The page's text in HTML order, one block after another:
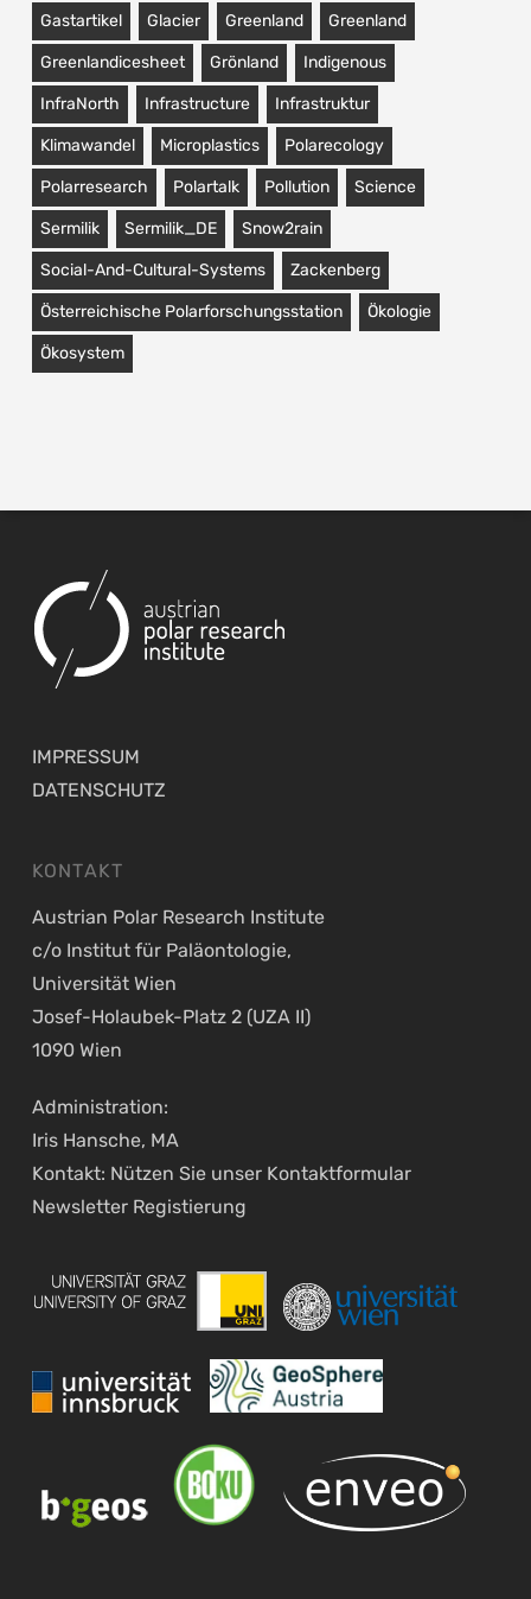
Gastartikel Glacier Greenland Greenland
Greenlandicesheet Grönland Indigenous
InfraNorth Infrastructure Infrastruktur
Klimawandel Microplastics Polarecology
Polarresearch Polartalk Pollution Science
Sermilik Sermilik_DE Snow2rain
Social-And-Cultural-Systems Zackenberg
Österreichische Polarforschungsstation Ökologie
Ökosystem
IMPRESSUM
DATENSCHUTZ
KONTAKT
Austrian Polar Research Institute
c/o Institut für Paläontologie,
Universität Wien
Josef-Holaubek-Platz 2 (UZA II)
1090 Wien
Administration:
Iris Hansche, MA
Kontakt: Nützen Sie unser Kontaktformular
Newsletter Registierung